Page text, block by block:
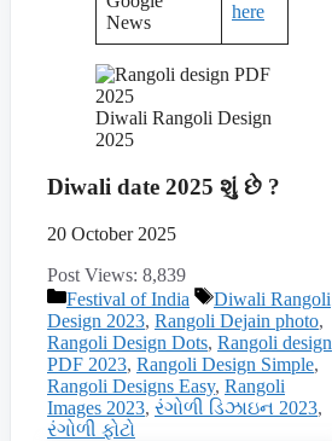
News
here
Diwali Rangoli Design
2025
Diwali date 2025 શું છે ?
20 October 2025
Post Views: 8,839
Categories
Festival of India Tags
Diwali Rangoli
Design 2023, Rangoli Dejain photo,
Rangoli Design Dots, Rangoli design
PDF 2023, Rangoli Design Simple,
Rangoli Designs Easy, Rangoli
Images 2023, રંગોળી ડિઝાઇન 2023,
રંગોળી ફોટો